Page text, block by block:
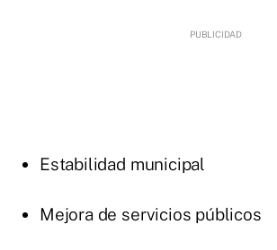
Estabilidad municipal
Mejora de servicios públicos